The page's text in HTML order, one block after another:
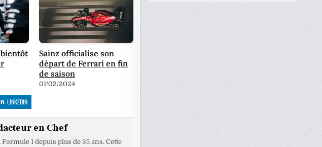
Sainz officialise son
départ de Ferrari en fin
de saison
01/02/2024
LINKEDIN
en Chef
1 depuis plus de 35 ans. Cette